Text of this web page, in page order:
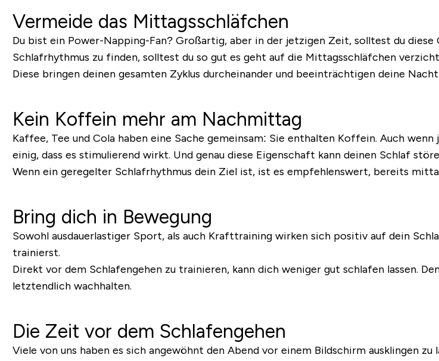
Vermeide das Mittagsschläfchen
Du bist ein Power-Napping-Fan? Großartig, aber in der jetzigen Zeit, solltest du
Schlafrhythmus zu finden, solltest du so gut es geht auf die Mittagsschläfchen
Diese bringen deinen gesamten Zyklus durcheinander und beeinträchtigen deine
Kein Koffein mehr am Nachmittag
Kaffee, Tee und Cola haben eine Sache gemeinsam: Sie enthalten Koffein. Auch
einig, dass es stimulierend wirkt. Und genau diese Eigenschaft kann deinen Schlaf
Wenn ein geregelter Schlafrhythmus dein Ziel ist, ist es empfehlenswert, bereits
Bring dich in Bewegung
Sowohl ausdauerlastiger Sport, als auch Krafttraining wirken sich positiv auf dein
trainierst.
Direkt vor dem Schlafengehen zu trainieren, kann dich weniger gut schlafen lassen.
letztendlich wachhalten.
Die Zeit vor dem Schlafengehen
Viele von uns haben es sich angewöhnt den Abend vor einem Bildschirm ausklingen zu